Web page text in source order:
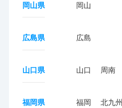
岡山県 岡山
広島県 広島
山口県 山口 周南
福岡県 福岡 北九州